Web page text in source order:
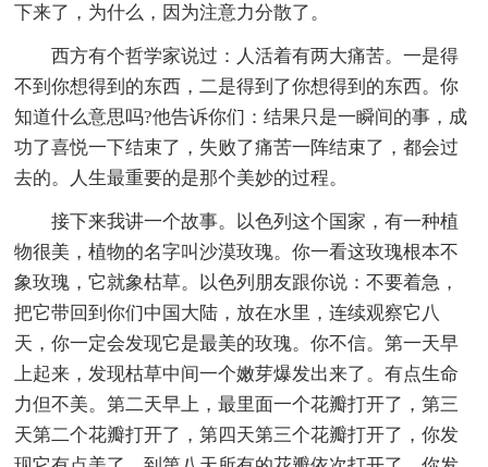
下来了，为什么，因为注意力分散了。
西方有个哲学家说过：人活着有两大痛苦。一是得
不到你想得到的东西，二是得到了你想得到的东西。你
知道什么意思吗?他告诉你们：结果只是一瞬间的事，成
功了喜悦一下结束了，失败了痛苦一阵结束了，都会过
去的。人生最重要的是那个美妙的过程。
接下来我讲一个故事。以色列这个国家，有一种植
物很美，植物的名字叫沙漠玫瑰。你一看这玫瑰根本不
象玫瑰，它就象枯草。以色列朋友跟你说：不要着急，
把它带回到你们中国大陆，放在水里，连续观察它八
天，你一定会发现它是最美的玫瑰。你不信。第一天早
上起来，发现枯草中间一个嫩芽爆发出来了。有点生命
力但不美。第二天早上，最里面一个花瓣打开了，第三
天第二个花瓣打开了，第四天第三个花瓣打开了，你发